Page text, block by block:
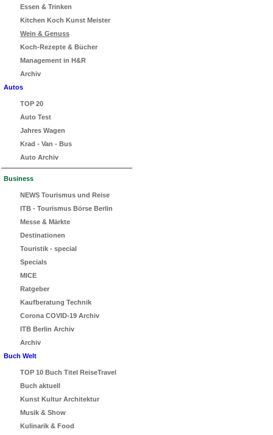
Essen & Trinken
Kitchen Koch Kunst Meister
Wein & Genuss
Koch-Rezepte & Bücher
Management in H&R
Archiv
Autos
TOP 20
Auto Test
Jahres Wagen
Krad - Van - Bus
Auto Archiv
Business
NEWS Tourismus und Reise
ITB - Tourismus Börse Berlin
Messe & Märkte
Destinationen
Touristik - special
Specials
MICE
Ratgeber
Kaufberatung Technik
Corona COVID-19 Archiv
ITB Berlin Archiv
Archiv
Buch Welt
TOP 10 Buch Titel ReiseTravel
Buch aktuell
Kunst Kultur Architektur
Musik & Show
Kulinarik & Food